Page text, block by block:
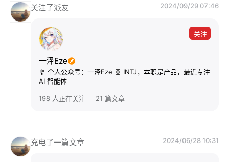
关注了派友 2024/09/29 07:46
关注
一泽Eze
🎐 个人公众号：一泽Eze 🧬 INTJ，本职是产品，最近专注
AI 智能体
198 人正在关注 21 篇文章
充电了一篇文章 2024/06/28 10:31